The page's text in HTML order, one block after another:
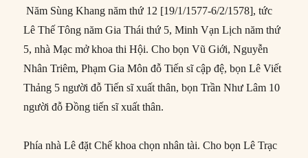
Năm Sùng Khang năm thứ 12 [19/1/1577-6/2/1578], tức
Lê Thế Tông năm Gia Thái thứ 5, Minh Vạn Lịch năm thứ
5, nhà Mạc mở khoa thi Hội. Cho bọn Vũ Giới, Nguyễn
Nhân Triêm, Phạm Gia Môn đỗ Tiến sĩ cập đệ, bọn Lê Viết
Thảng 5 người đỗ Tiến sĩ xuất thân, bọn Trần Như Lâm 10
người đỗ Đồng tiến sĩ xuất thân.
Phía nhà Lê đặt Chế khoa chọn nhân tài. Cho bọn Lê Trạc